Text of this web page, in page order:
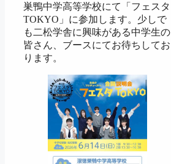
巣鴨中学高等学校にて「フェスタ
TOKYO」に参加します。少しで
も二松学舎に興味がある中学生の
皆さん、ブースにてお待ちしてお
ります。